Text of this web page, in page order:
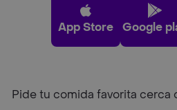
App Store Google
Pide tu comida favorita cerca